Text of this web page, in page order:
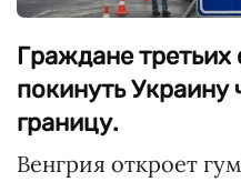
Граждане третьих
покинуть Украину
границу.
Венгрия откроет